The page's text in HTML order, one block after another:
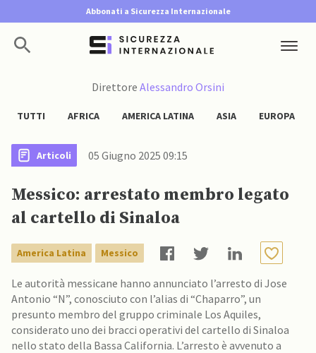
Abbonati a Sicurezza Internazionale
Direttore Alessandro Orsini
TUTTI AFRICA AMERICA LATINA ASIA EUROPA
Articoli 05 Giugno 2025 09:15
Messico: arrestato membro legato
al cartello di Sinaloa
America Latina Messico
Le autorità messicane hanno annunciato l’arresto di Jose
Antonio “N”, conosciuto con l’alias di “Chaparro”, un
presunto membro del gruppo criminale Los Aquiles,
considerato uno dei bracci operativi del cartello di Sinaloa
nello stato della Bassa California. L’arresto è avvenuto a